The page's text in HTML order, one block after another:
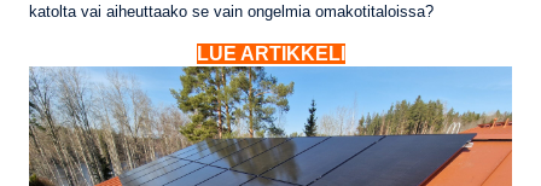
katolta vai aiheuttaako se vain ongelmia omakotitaloissa?
LUE ARTIKKELI